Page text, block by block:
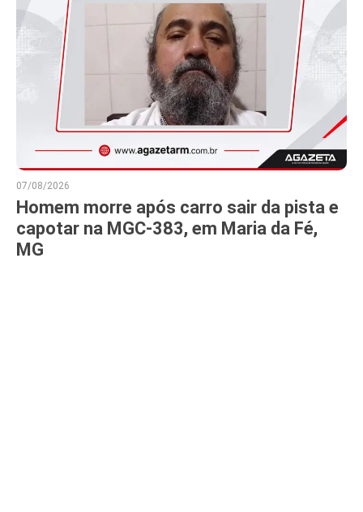
07/08/2026
Homem morre após carro sair da pista e
capotar na MGC-383, em Maria da Fé,
MG